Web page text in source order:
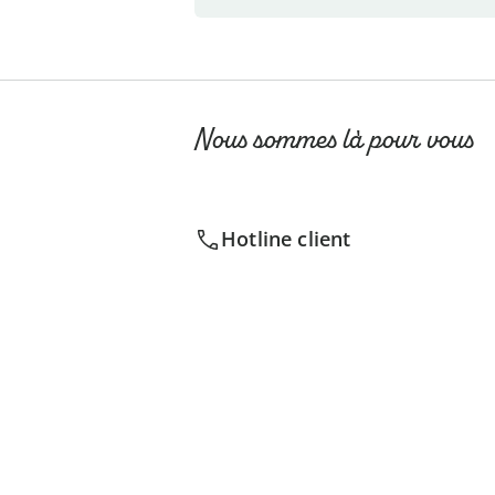
Nous sommes là pour vous
Hotline client